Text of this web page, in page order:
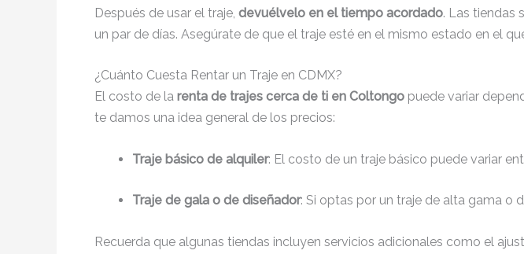
Después de usar el traje, devuélvelo en el tiempo acordado. Las tiendas
un par de días. Asegúrate de que el traje esté en el mismo estado en el
¿Cuánto Cuesta Rentar un Traje en CDMX?
El costo de la renta de trajes cerca de ti en Coltongo puede variar
te damos una idea general de los precios:
Traje básico de alquiler: El costo de un traje básico puede variar
Traje de gala o de diseñador: Si optas por un traje de alta gama o
Recuerda que algunas tiendas incluyen servicios adicionales como el